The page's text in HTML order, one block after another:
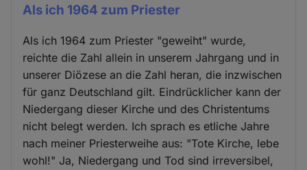
Als ich 1964 zum Priester
Als ich 1964 zum Priester "geweiht" wurde,
reichte die Zahl allein in unserem Jahrgang und in
unserer Diözese an die Zahl heran, die inzwischen
für ganz Deutschland gilt. Eindrücklicher kann der
Niedergang dieser Kirche und des Christentums
nicht belegt werden. Ich sprach es etliche Jahre
nach meiner Priesterweihe aus: "Tote Kirche, lebe
wohl!" Ja, Niedergang und Tod sind irreversibel,